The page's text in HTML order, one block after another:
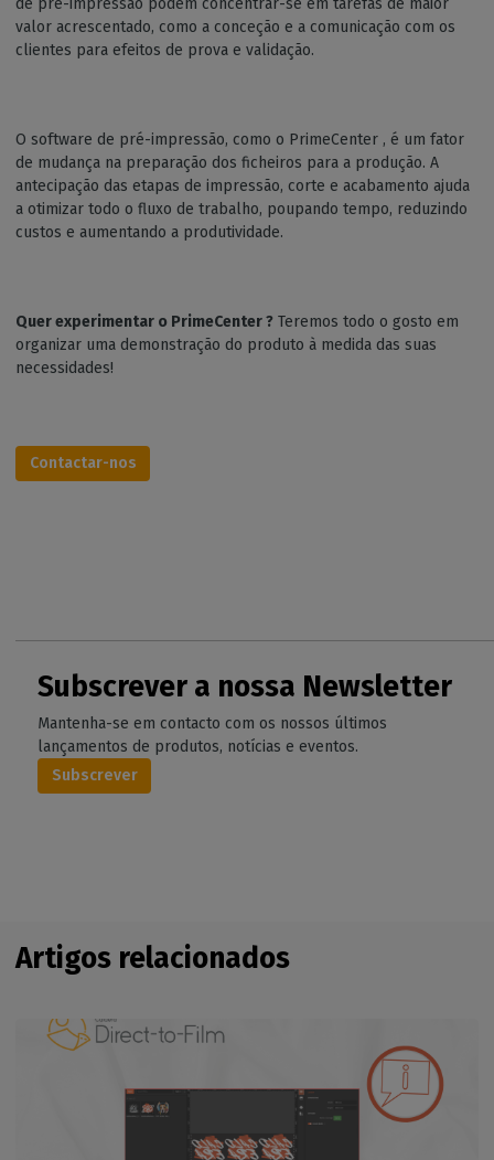
de pré-impressão podem concentrar-se em tarefas de maior
valor acrescentado, como a conceção e a comunicação com os
clientes para efeitos de prova e validação.
O software de pré-impressão, como o PrimeCenter , é um fator
de mudança na preparação dos ficheiros para a produção. A
antecipação das etapas de impressão, corte e acabamento ajuda
a otimizar todo o fluxo de trabalho, poupando tempo, reduzindo
custos e aumentando a produtividade.
Quer experimentar o PrimeCenter ? Teremos todo o gosto em
organizar uma demonstração do produto à medida das suas
necessidades!
Contactar-nos
Subscrever a nossa Newsletter
Mantenha-se em contacto com os nossos últimos
lançamentos de produtos, notícias e eventos.
Subscrever
Artigos relacionados